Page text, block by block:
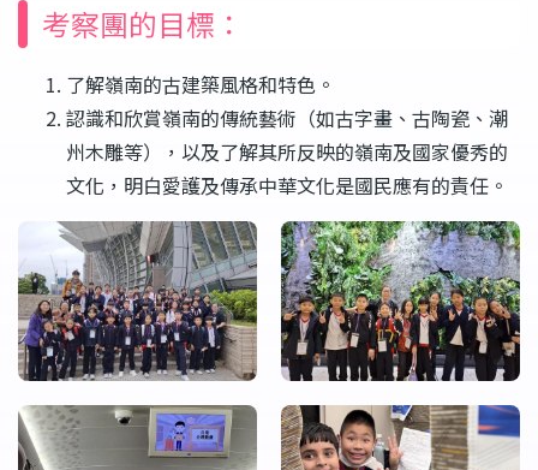
考察團的目標：
了解嶺南的古建築風格和特色。
認識和欣賞嶺南的傳統藝術（如古字畫、古陶瓷、潮
州木雕等），以及了解其所反映的嶺南及國家優秀的
文化，明白愛護及傳承中華文化是國民應有的責任。